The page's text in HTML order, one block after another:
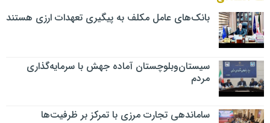
بانک‌های عامل مکلف به پیگیری تعهدات ارزی هستند
سیستان‌وبلوچستان آماده جهش با سرمایه‌گذاری
مردم
ساماندهی تجارت مرزی با تمرکز بر ظرفیت‌ها